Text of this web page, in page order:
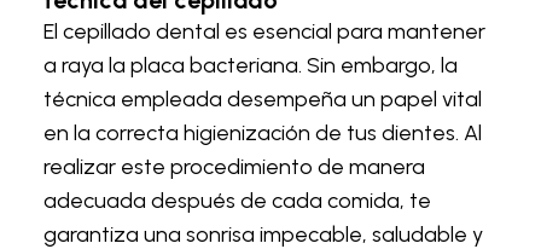
El cepillado dental es esencial para mantener
a raya la placa bacteriana. Sin embargo, la
técnica empleada desempeña un papel vital
en la correcta higienización de tus dientes. Al
realizar este procedimiento de manera
adecuada después de cada comida, te
garantiza una sonrisa impecable, saludable y